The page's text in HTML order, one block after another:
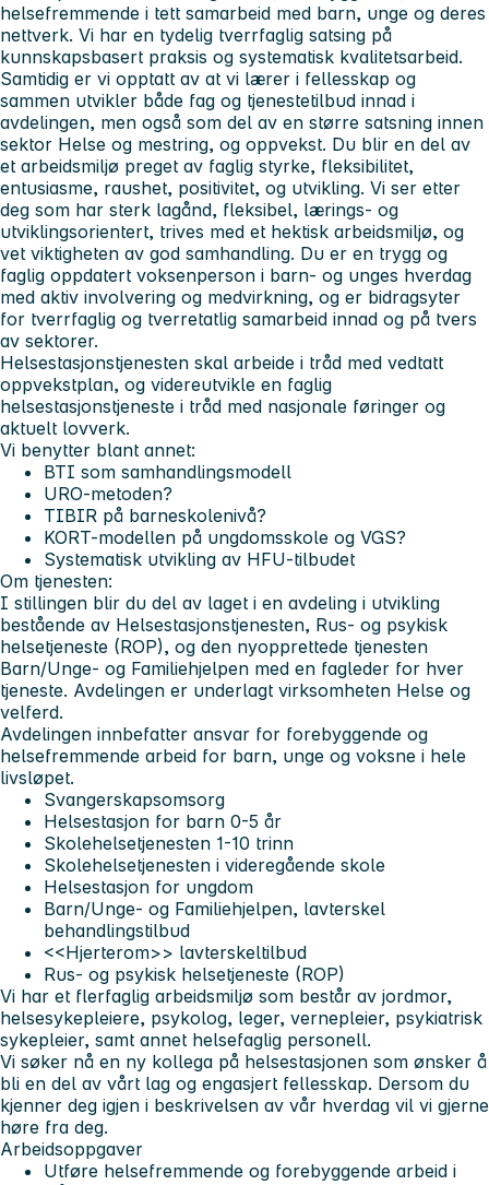
helsefremmende i tett samarbeid med barn, unge og deres
nettverk. Vi har en tydelig tverrfaglig satsing på
kunnskapsbasert praksis og systematisk kvalitetsarbeid.
Samtidig er vi opptatt av at vi lærer i fellesskap og
sammen utvikler både fag og tjenestetilbud innad i
avdelingen, men også som del av en større satsning innen
sektor Helse og mestring, og oppvekst. Du blir en del av
et arbeidsmiljø preget av faglig styrke, fleksibilitet,
entusiasme, raushet, positivitet, og utvikling. Vi ser etter
deg som har sterk lagånd, fleksibel, lærings- og
utviklingsorientert, trives med et hektisk arbeidsmiljø, og
vet viktigheten av god samhandling. Du er en trygg og
faglig oppdatert voksenperson i barn- og unges hverdag
med aktiv involvering og medvirkning, og er bidragsyter
for tverrfaglig og tverretatlig samarbeid innad og på tvers
av sektorer.
Helsestasjonstjenesten skal arbeide i tråd med vedtatt
oppvekstplan, og videreutvikle en faglig
helsestasjonstjeneste i tråd med nasjonale føringer og
aktuelt lovverk.
Vi benytter blant annet:
BTI som samhandlingsmodell
URO-metoden?
TIBIR på barneskolenivå?
KORT-modellen på ungdomsskole og VGS?
Systematisk utvikling av HFU-tilbudet
Om tjenesten:
I stillingen blir du del av laget i en avdeling i utvikling
bestående av Helsestasjonstjenesten, Rus- og psykisk
helsetjeneste (ROP), og den nyopprettede tjenesten
Barn/Unge- og Familiehjelpen med en fagleder for hver
tjeneste. Avdelingen er underlagt virksomheten Helse og
velferd.
Avdelingen innbefatter ansvar for forebyggende og
helsefremmende arbeid for barn, unge og voksne i hele
livsløpet.
Svangerskapsomsorg
Helsestasjon for barn 0-5 år
Skolehelsetjenesten 1-10 trinn
Skolehelsetjenesten i videregående skole
Helsestasjon for ungdom
Barn/Unge- og Familiehjelpen, lavterskel
behandlingstilbud
<<Hjerterom>> lavterskeltilbud
Rus- og psykisk helsetjeneste (ROP)
Vi har et flerfaglig arbeidsmiljø som består av jordmor,
helsesykepleiere, psykolog, leger, vernepleier, psykiatrisk
sykepleier, samt annet helsefaglig personell.
Vi søker nå en ny kollega på helsestasjonen som ønsker å
bli en del av vårt lag og engasjert fellesskap. Dersom du
kjenner deg igjen i beskrivelsen av vår hverdag vil vi gjerne
høre fra deg.
Arbeidsoppgaver
Utføre helsefremmende og forebyggende arbeid i